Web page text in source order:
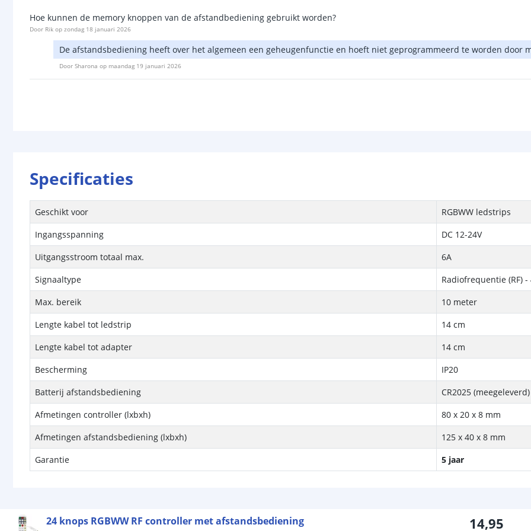
Hoe kunnen de memory knoppen van de afstandbediening gebruikt worden?
Door Rik op zondag 18 januari 2026
De afstandsbediening heeft over het algemeen een geheugenfunctie en hoeft niet geprogrammeerd te worden door
Door Sharona op maandag 19 januari 2026
Specificaties
Geschikt voor
RGBWW ledstrips
Ingangsspanning
DC 12-24V
Uitgangsstroom totaal max.
6A
Signaaltype
Radiofrequentie (RF) -
Max. bereik
10 meter
Lengte kabel tot ledstrip
14 cm
Lengte kabel tot adapter
14 cm
Bescherming
IP20
Batterij afstandsbediening
CR2025 (meegeleverd)
Afmetingen controller (lxbxh)
80 x 20 x 8 mm
Afmetingen afstandsbediening (lxbxh)
125 x 40 x 8 mm
Garantie
5 jaar
24 knops RGBWW RF controller met afstandsbediening 14,95